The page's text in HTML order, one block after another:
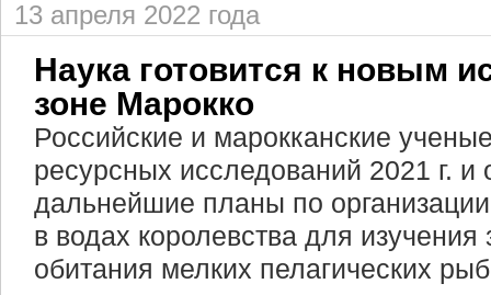
13 апреля 2022 года
Наука готовится к новым
зоне Марокко
Российские и марокканские
ресурсных исследований 2021 г. и
дальнейшие планы по
в водах королевства для
обитания мелких пелагических